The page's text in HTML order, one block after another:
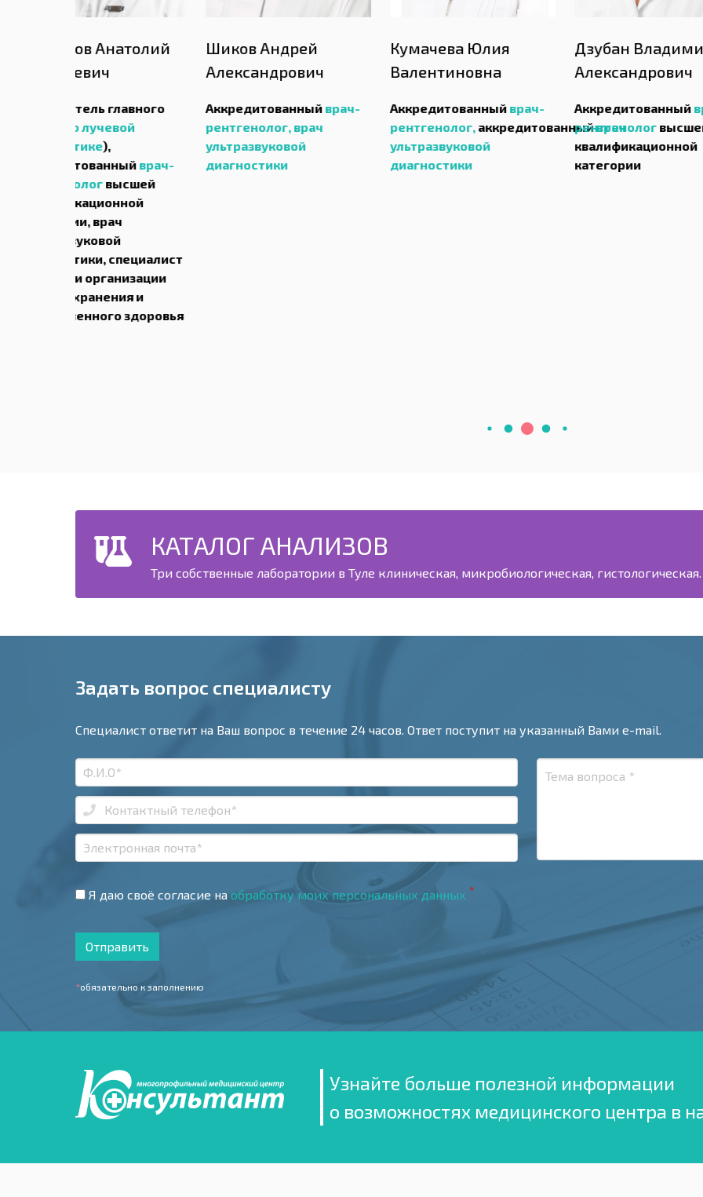
здоровья
Шиков Андрей
Александрович
Аккредитованныйврач-
рентгенолог,
врач
ультразвуковой
диагностики
Кумачева Юлия
Валентиновна
Аккредитованныйврач-
рентгенолог,
аккредитованныйврач
ультразвуковой
диагностики
Дзубан Владимир
Александрович
Аккредитованныйврач-
рентгенологвысшей
квалификационной
категории
КАТАЛОГ АНАЛИЗОВ
Три собственные лаборатории в Туле клиническая, микробиологическая,
Задать вопрос специалисту
Специалист ответит на Ваш вопрос в течение 24 часов. Ответ поступит на указанный Вами e-mail.
Я даю своё согласие на обработку моих персональных данных *
Отправить
*обязательно к заполнению
Узнайте больше полезной информации
о возможностях медицинского центра в